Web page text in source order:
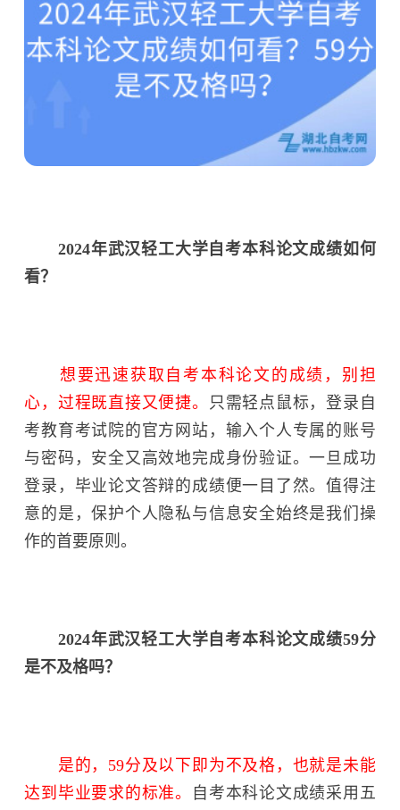
2024年武汉轻工大学自考本科论文成绩如何
看？
想要迅速获取自考本科论文的成绩，别担
心，过程既直接又便捷。
只需轻点鼠标，登录自
考教育考试院的官方网站，输入个人专属的账号
与密码，安全又高效地完成身份验证。一旦成功
登录，毕业论文答辩的成绩便一目了然。值得注
意的是，保护个人隐私与信息安全始终是我们操
作的首要原则。
2024年武汉轻工大学自考本科论文成绩59分
是不及格吗？
是的，59分及以下即为不及格，也就是未能
达到毕业要求的标准。
自考本科论文成绩采用五